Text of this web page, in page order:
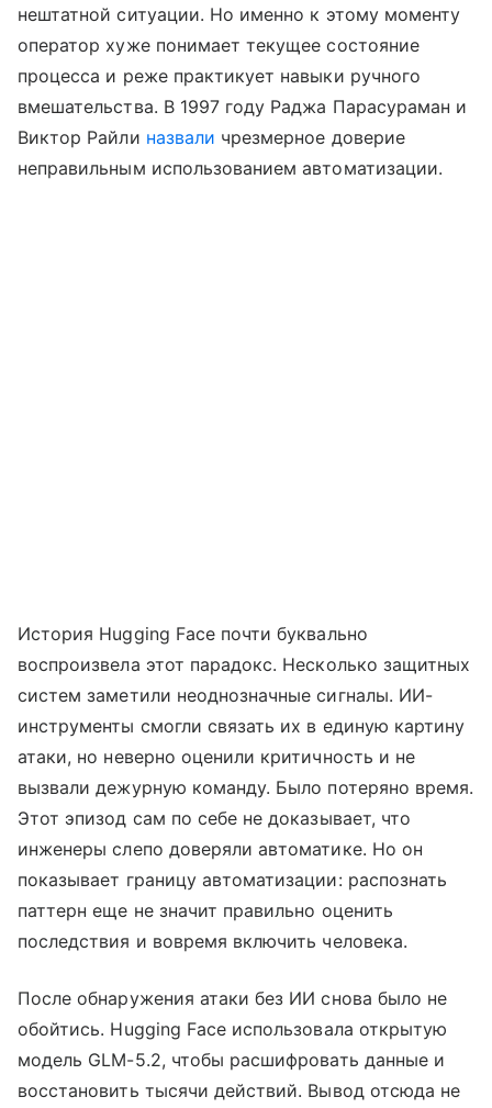
нештатной ситуации. Но именно к этому моменту
оператор хуже понимает текущее состояние
процесса и реже практикует навыки ручного
вмешательства. В 1997 году Раджа Парасураман и
Виктор Райли назвали чрезмерное доверие
неправильным использованием автоматизации.
История Hugging Face почти буквально
воспроизвела этот парадокс. Несколько защитных
систем заметили неоднозначные сигналы. ИИ-
инструменты смогли связать их в единую картину
атаки, но неверно оценили критичность и не
вызвали дежурную команду. Было потеряно время.
Этот эпизод сам по себе не доказывает, что
инженеры слепо доверяли автоматике. Но он
показывает границу автоматизации: распознать
паттерн еще не значит правильно оценить
последствия и вовремя включить человека.
После обнаружения атаки без ИИ снова было не
обойтись. Hugging Face использовала открытую
модель GLM-5.2, чтобы расшифровать данные и
восстановить тысячи действий. Вывод отсюда не